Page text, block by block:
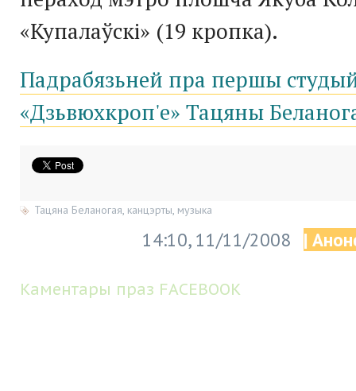
«Купалаўскі» (19 кропка).
Падрабязьней пра першы
«Дзьвюхкроп'е» Тацяны
Тацяна Беланогая канцэрты музыка
14:10, 11/11/2008 |
Каментары праз FACEBOOK